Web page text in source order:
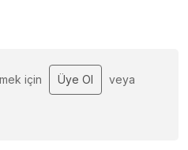
için Üye Ol veya